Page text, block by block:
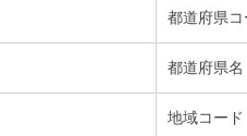
都道府県コ
都道府県名
地域コード